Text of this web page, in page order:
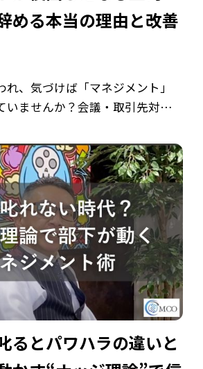
める本当の理由と改善
れ、気づけば「マネジメント」
いませんか？会議・取引先対
しになり、「気づいたら誰も相談
た」というケースは少なくあ
るとパワハラの違いと